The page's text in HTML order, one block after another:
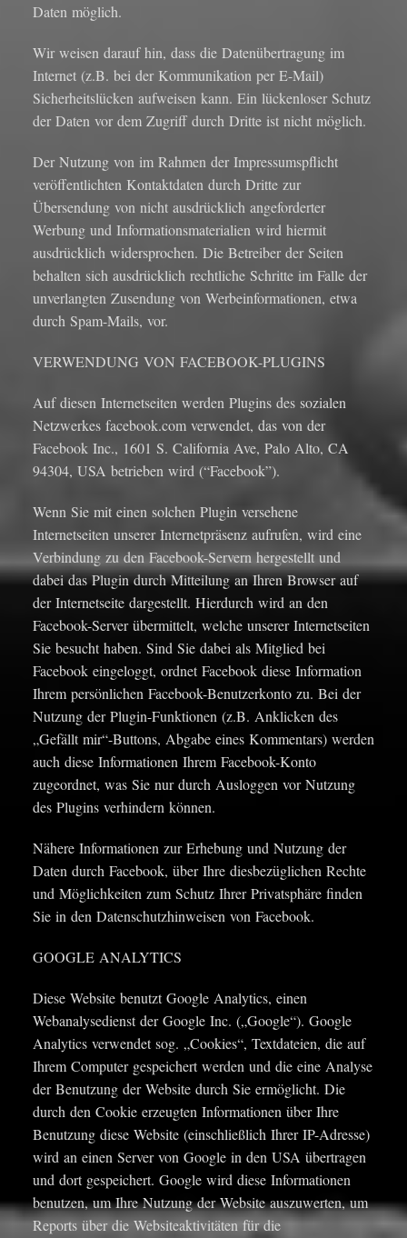
Daten möglich.
Wir weisen darauf hin, dass die Datenübertragung im
Internet (z.B. bei der Kommunikation per E-Mail)
Sicherheitslücken aufweisen kann. Ein lückenloser Schutz
der Daten vor dem Zugriff durch Dritte ist nicht möglich.
Der Nutzung von im Rahmen der Impressumspflicht
veröffentlichten Kontaktdaten durch Dritte zur
Übersendung von nicht ausdrücklich angeforderter
Werbung und Informationsmaterialien wird hiermit
ausdrücklich widersprochen. Die Betreiber der Seiten
behalten sich ausdrücklich rechtliche Schritte im Falle der
unverlangten Zusendung von Werbeinformationen, etwa
durch Spam-Mails, vor.
VERWENDUNG VON FACEBOOK-PLUGINS
Auf diesen Internetseiten werden Plugins des sozialen
Netzwerkes facebook.com verwendet, das von der
Facebook Inc., 1601 S. California Ave, Palo Alto, CA
94304, USA betrieben wird (“Facebook”).
Wenn Sie mit einen solchen Plugin versehene
Internetseiten unserer Internetpräsenz aufrufen, wird eine
Verbindung zu den Facebook-Servern hergestellt und
dabei das Plugin durch Mitteilung an Ihren Browser auf
der Internetseite dargestellt. Hierdurch wird an den
Facebook-Server übermittelt, welche unserer Internetseiten
Sie besucht haben. Sind Sie dabei als Mitglied bei
Facebook eingeloggt, ordnet Facebook diese Information
Ihrem persönlichen Facebook-Benutzerkonto zu. Bei der
Nutzung der Plugin-Funktionen (z.B. Anklicken des
„Gefällt mir“-Buttons, Abgabe eines Kommentars) werden
auch diese Informationen Ihrem Facebook-Konto
zugeordnet, was Sie nur durch Ausloggen vor Nutzung
des Plugins verhindern können.
Nähere Informationen zur Erhebung und Nutzung der
Daten durch Facebook, über Ihre diesbezüglichen Rechte
und Möglichkeiten zum Schutz Ihrer Privatsphäre finden
Sie in den Datenschutzhinweisen von Facebook.
GOOGLE ANALYTICS
Diese Website benutzt Google Analytics, einen
Webanalysedienst der Google Inc. („Google“). Google
Analytics verwendet sog. „Cookies“, Textdateien, die auf
Ihrem Computer gespeichert werden und die eine Analyse
der Benutzung der Website durch Sie ermöglicht. Die
durch den Cookie erzeugten Informationen über Ihre
Benutzung diese Website (einschließlich Ihrer IP-Adresse)
wird an einen Server von Google in den USA übertragen
und dort gespeichert. Google wird diese Informationen
benutzen, um Ihre Nutzung der Website auszuwerten, um
Reports über die Websiteaktivitäten für die